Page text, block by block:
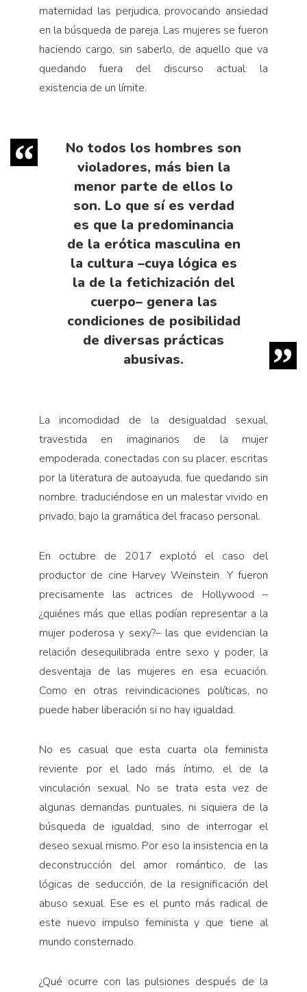
maternidad las perjudica, provocando ansiedad
en la búsqueda de pareja. Las mujeres se fueron
haciendo cargo, sin saberlo, de aquello que va
quedando fuera del discurso actual: la
existencia de un límite.
No todos los hombres son
violadores, más bien la
menor parte de ellos lo
son. Lo que sí es verdad
es que la predominancia
de la erótica masculina en
la cultura –cuya lógica es
la de la fetichización del
cuerpo– genera las
condiciones de posibilidad
de diversas prácticas
abusivas.
La incomodidad de la desigualdad sexual,
travestida en imaginarios de la mujer
empoderada, conectadas con su placer, escritas
por la literatura de autoayuda, fue quedando sin
nombre, traduciéndose en un malestar vivido en
privado, bajo la gramática del fracaso personal.
En octubre de 2017 explotó el caso del
productor de cine Harvey Weinstein. Y fueron
precisamente las actrices de Hollywood –
¿quiénes más que ellas podían representar a la
mujer poderosa y sexy?– las que evidencian la
relación desequilibrada entre sexo y poder, la
desventaja de las mujeres en esa ecuación.
Como en otras reivindicaciones políticas, no
puede haber liberación si no hay igualdad.
No es casual que esta cuarta ola feminista
reviente por el lado más íntimo, el de la
vinculación sexual. No se trata esta vez de
algunas demandas puntuales, ni siquiera de la
búsqueda de igualdad, sino de interrogar el
deseo sexual mismo. Por eso la insistencia en la
deconstrucción del amor romántico, de las
lógicas de seducción, de la resignificación del
abuso sexual. Ese es el punto más radical de
este nuevo impulso feminista y que tiene al
mundo consternado.
¿Qué ocurre con las pulsiones después de la